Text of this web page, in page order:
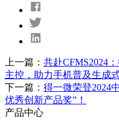
上一篇： 共赴CFMS2024
主控，助力手机普及生成
下一篇： 得一微荣登2024
优秀创新产品奖”！
产品中心